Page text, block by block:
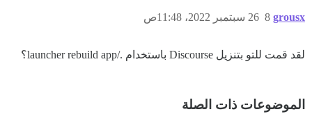
grousx 26 سبتمبر 2022، 11:48ص 8
لقد قمت للتو بتنزيل Discourse باستخدام ./launcher rebuild app؟
الموضوعات ذات الصلة